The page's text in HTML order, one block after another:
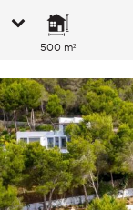
500 m²